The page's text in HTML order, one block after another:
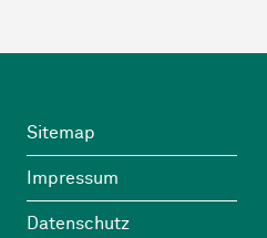
Wichtige Links
Sitemap
Impressum
Datenschutz